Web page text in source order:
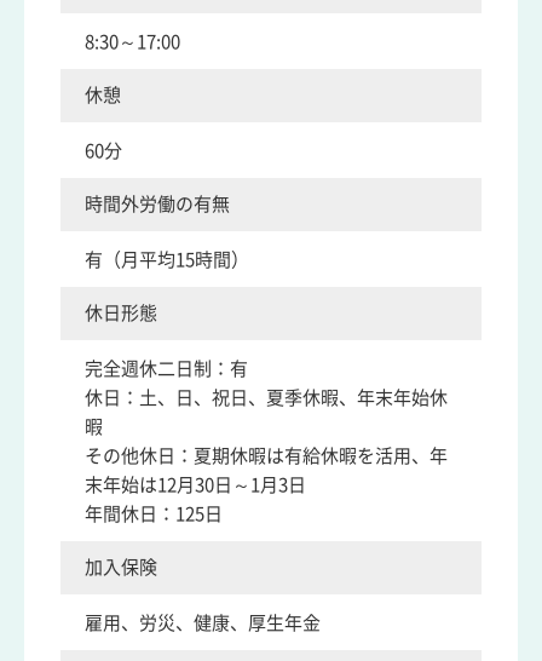
8:30～17:00
休憩
60分
時間外労働の有無
有（月平均15時間）
休日形態
完全週休二日制：有
休日：土、日、祝日、夏季休暇、年末年始休
暇
その他休日：夏期休暇は有給休暇を活用、年
末年始は12月30日～1月3日
年間休日：125日
加入保険
雇用、労災、健康、厚生年金